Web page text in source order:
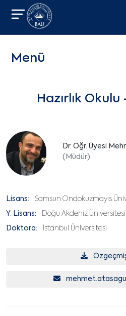
Menü
Hazırlık
Dr. Öğr. Üyesi
(Müdür)
Lisans: Samsun Ondokuzmayıs
Y. Lisans: Doğu Akdeniz Üniversitesi
Doktora: İstanbul Üniversitesi